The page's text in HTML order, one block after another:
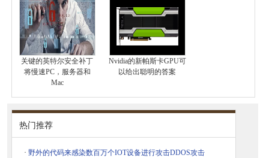
关键的英特尔安全补丁
将慢速PC，服务器和
Mac
Nvidia的新帕斯卡GPU可
以给出聪明的答案
热门推荐
· 野外的代码来感染数百万个IOT设备进行攻击DDOS攻击